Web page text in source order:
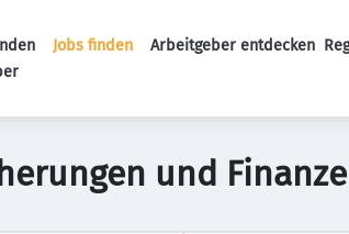
Jobs finden Arbeitgeber entdecken
und